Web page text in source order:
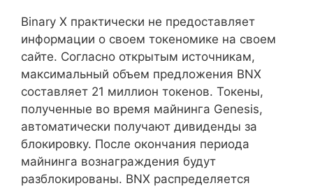
Binary X практически не предоставляет
информации о своем токеномике на своем
сайте. Согласно открытым источникам,
максимальный объем предложения BNX
составляет 21 миллион токенов. Токены,
полученные во время майнинга Genesis,
автоматически получают дивиденды за
блокировку. После окончания периода
майнинга вознаграждения будут
разблокированы. BNX распределяется